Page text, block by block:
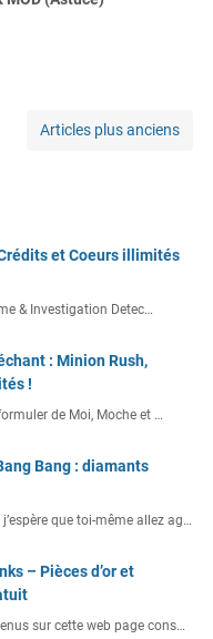
Articles plus anciens
et Coeurs illimités
& Investigation Detec…
: Minion Rush,
!
de Moi, Moche et …
Bang : diamants
que toi-même allez ag…
– Pièces d’or et
sur cette web page cons…